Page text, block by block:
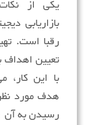
یکی از
بازاریابی
رقبا است.
تعیین اهداف
با این کار،
هدف مورد
رسیدن به آن